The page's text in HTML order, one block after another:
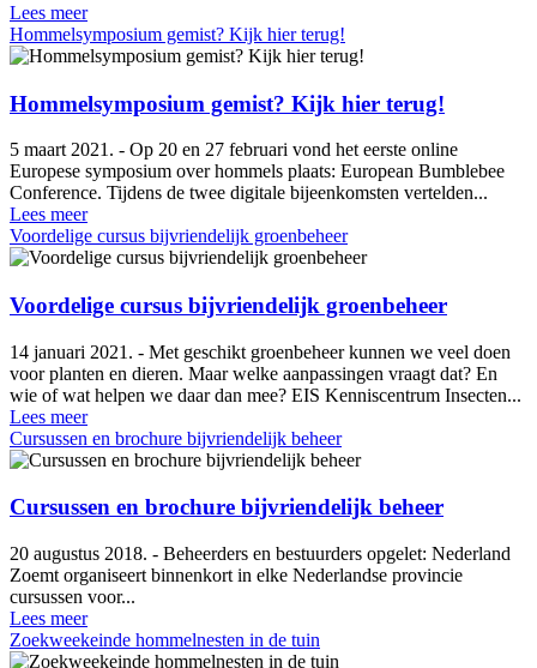
Lees meer
Hommelsymposium gemist? Kijk hier terug!
Hommelsymposium gemist? Kijk hier terug!
5 maart 2021. - Op 20 en 27 februari vond het eerste online
Europese symposium over hommels plaats: European Bumblebee
Conference. Tijdens de twee digitale bijeenkomsten vertelden...
Lees meer
Voordelige cursus bijvriendelijk groenbeheer
Voordelige cursus bijvriendelijk groenbeheer
14 januari 2021. - Met geschikt groenbeheer kunnen we veel doen
voor planten en dieren. Maar welke aanpassingen vraagt dat? En
wie of wat helpen we daar dan mee? EIS Kenniscentrum Insecten...
Lees meer
Cursussen en brochure bijvriendelijk beheer
Cursussen en brochure bijvriendelijk beheer
20 augustus 2018. - Beheerders en bestuurders opgelet: Nederland
Zoemt organiseert binnenkort in elke Nederlandse provincie
cursussen voor...
Lees meer
Zoekweekeinde hommelnesten in de tuin